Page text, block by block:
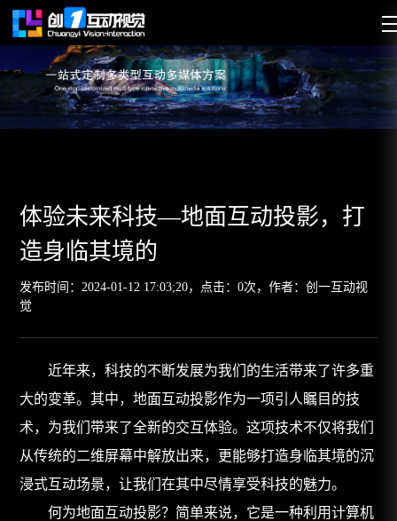
体验未来科技—地面互动投影，打
造身临其境的
发布时间：2024-01-12 17:03;20， 点击：0次，作者：创一互动视
觉
近年来，科技的不断发展为我们的生活带来了许多重
大的变革。其中，地面互动投影作为一项引人瞩目的技
术，为我们带来了全新的交互体验。这项技术不仅将我们
从传统的二维屏幕中解放出来，更能够打造身临其境的沉
浸式互动场景，让我们在其中尽情享受科技的魅力。
何为地面互动投影？简单来说，它是一种利用计算机